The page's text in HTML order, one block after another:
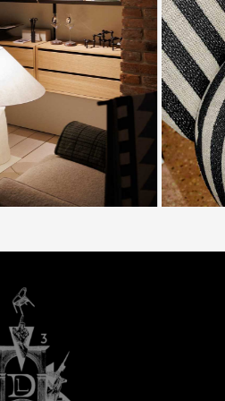
качество Flexform и
ценами на мебель